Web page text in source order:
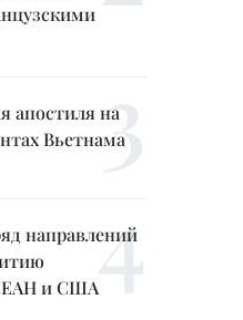
апостиля на
Вьетнама
направлений
и США